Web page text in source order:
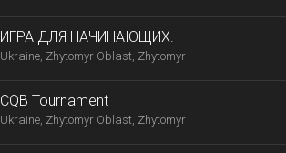
ИГРА ДЛЯ НАЧИНАЮЩИХ.
Ukraine, Zhytomyr Oblast, Zhytomyr
CQB Tournament
Ukraine, Zhytomyr Oblast, Zhytomyr